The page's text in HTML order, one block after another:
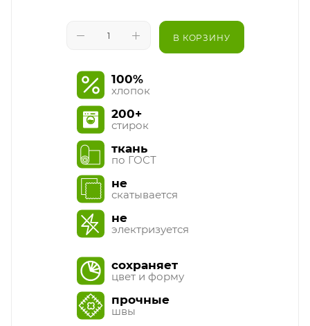
В КОРЗИНУ
100%
хлопок
200+
стирок
ткань
по ГОСТ
не
скатывается
не
электризуется
сохраняет
цвет и форму
прочные
швы